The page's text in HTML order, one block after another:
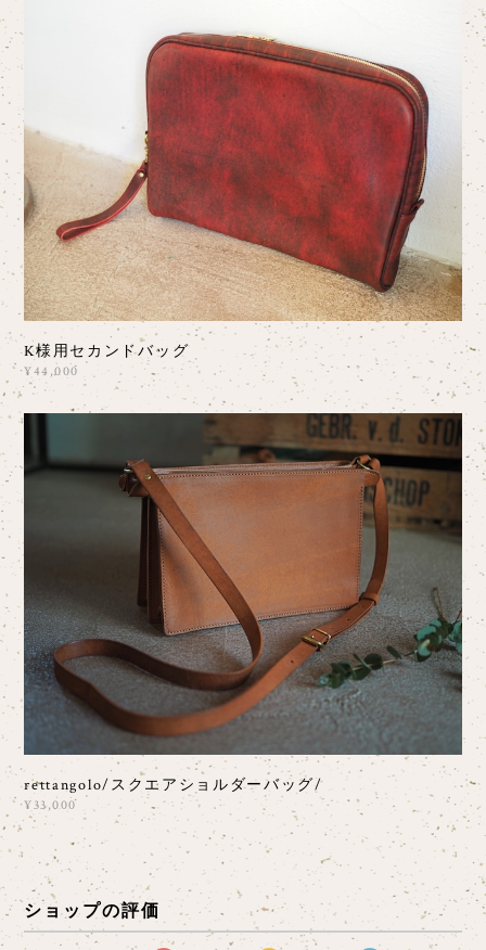
K様用セカンドバッグ
¥44,000
rettangolo/スクエアショルダーバッグ/
¥33,000
ショップの評価